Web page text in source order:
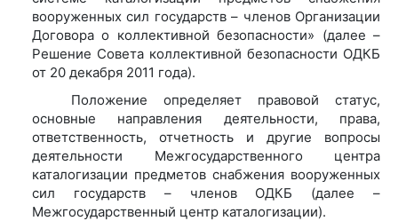
вооруженных сил государств – членов Организации
Договора о коллективной безопасности» (далее –
Решение Совета коллективной безопасности ОДКБ
от 20 декабря 2011 года).
Положение определяет правовой статус,
основные направления деятельности, права,
ответственность, отчетность и другие вопросы
деятельности Межгосударственного центра
каталогизации предметов снабжения вооруженных
сил государств – членов ОДКБ (далее –
Межгосударственный центр каталогизации).